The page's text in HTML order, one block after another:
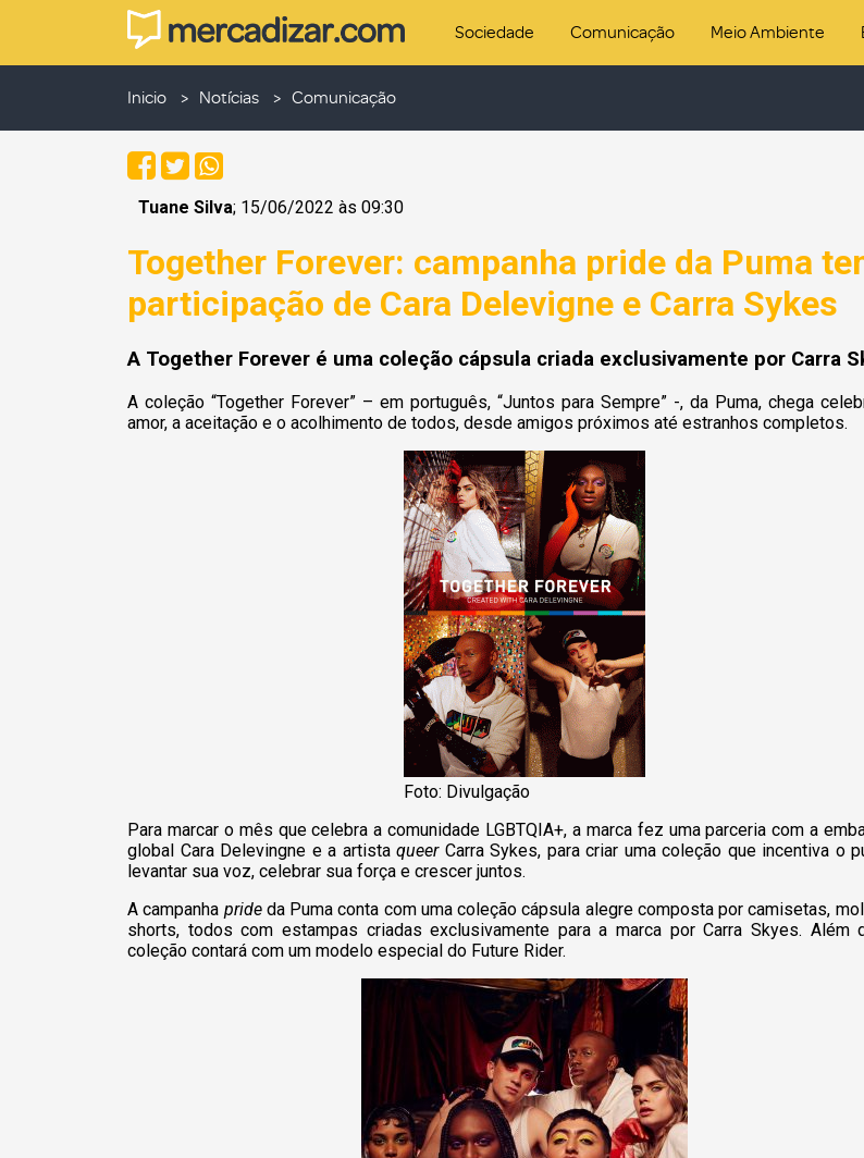
Sociedade Comunicação Meio Ambiente
Inicio Notícias Comunicação
Tuane Silva; 15/06/2022 às 09:30
Together Forever: campanha pride da Puma
participação de Cara Delevigne e Carra Sykes
A Together Forever é uma coleção cápsula criada exclusivamente por Carra
A coleção “Together Forever” – em português, “Juntos para Sempre” -, da Puma, chega
amor, a aceitação e o acolhimento de todos, desde amigos próximos até estranhos completos.
Foto: Divulgação
Para marcar o mês que celebra a comunidade LGBTQIA+, a marca fez uma parceria com a
global Cara Delevingne e a artistaqueerCarra Sykes, para criar uma coleção que incentiva o
levantar sua voz, celebrar sua força e crescer juntos.
A campanha prideda Puma conta com uma coleção cápsula alegre composta por camisetas,
shorts, todos com estampas criadas exclusivamente para a marca por Carra Skyes. Além
coleção contará com um modelo especial do Future Rider.